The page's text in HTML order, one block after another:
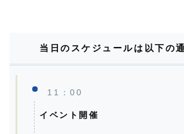
当日のスケジュールは以下の
11：00
イベント開催